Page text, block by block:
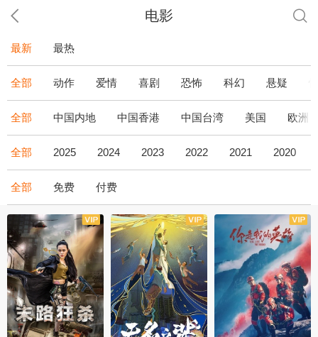
电影
最新 最热
全部 动作 爱情 喜剧 恐怖 科幻 悬疑
全部 中国内地 中国香港 中国台湾 美国 欧洲
全部 2025 2024 2023 2022 2021 2020
全部 免费 付费